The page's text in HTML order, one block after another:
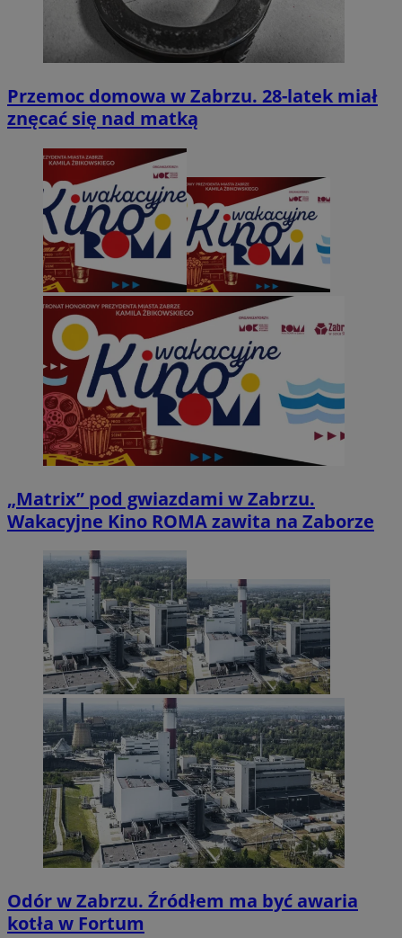
Przemoc domowa w Zabrzu. 28-latek miał
znęcać się nad matką
„Matrix” pod gwiazdami w Zabrzu.
Wakacyjne Kino ROMA zawita na Zaborze
Odór w Zabrzu. Źródłem ma być awaria
kotła w Fortum